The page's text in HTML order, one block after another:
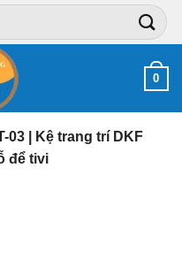
0
03 | Kệ trang trí DKF
để tivi